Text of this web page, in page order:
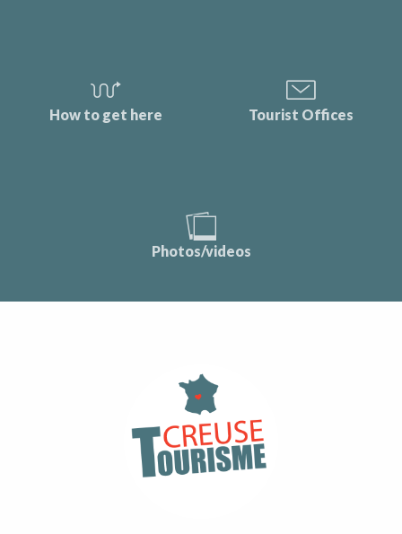
How to get here Tourist Offices
Photos/videos